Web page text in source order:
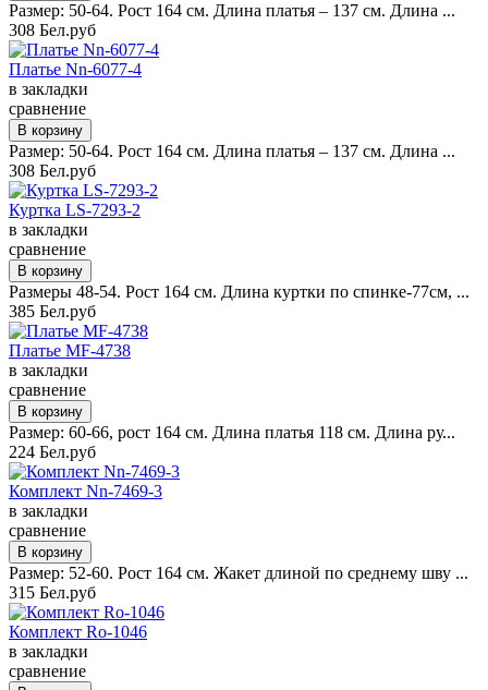
Размер: 50-64. Рост 164 см. Длина платья – 137 см. Длина ...
308 Бел.руб
Платье Nn-6077-4
в закладки
сравнение
Размер: 50-64. Рост 164 см. Длина платья – 137 см. Длина ...
308 Бел.руб
Куртка LS-7293-2
в закладки
сравнение
Размеры 48-54. Рост 164 см. Длина куртки по спинке-77см, ...
385 Бел.руб
Платье MF-4738
в закладки
сравнение
Размер: 60-66, рост 164 см. Длина платья 118 см. Длина ру...
224 Бел.руб
Комплект Nn-7469-3
в закладки
сравнение
Размер: 52-60. Рост 164 см. Жакет длиной по среднему шву ...
315 Бел.руб
Комплект Ro-1046
в закладки
сравнение